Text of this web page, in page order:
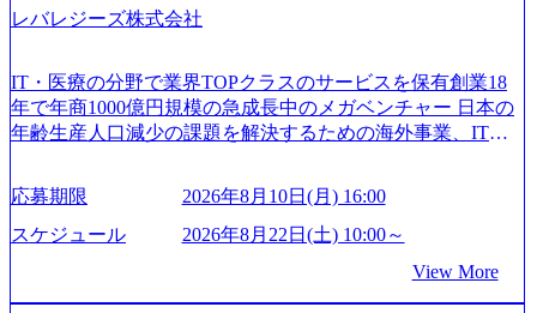
レバレジーズ株式会社
IT・医療の分野で業界TOPクラスのサービスを保有創業18
年で年商1000億円規模の急成長中のメガベンチャー 日本の
年齢生産人口減少の課題を解決するための海外事業、IT事
以上の事業を展開する オールインハウスの組織体制をとっ
ており社内で新しい事業開発などの人員調達できる 独立資
本経営をとっており、事業創造の自由度が高い https://storag
s/20240925162633_7242d0de-3e54-4f03-b076-00318d5c0dff_120
0x644.webp レバレジーズ株式会社 会社説明資料 (https://spea
応募期限
2026年8月10日(月) 16:00
スケジュール
2026年8月22日(土) 10:00～
View More